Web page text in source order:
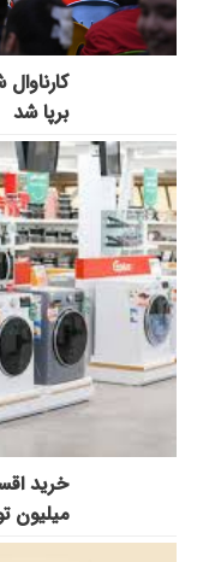
برپا شد
میلیون